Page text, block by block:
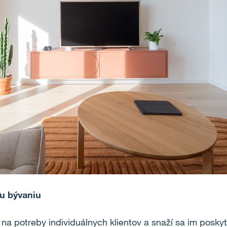
bývaniu
potreby individuálnych klientov a snaží sa im